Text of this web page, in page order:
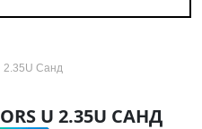
2.35U Санд
U 2.35U САНД